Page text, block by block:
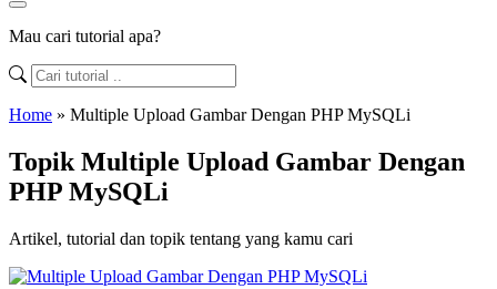
Mau cari tutorial apa?
Home » Multiple Upload Gambar Dengan PHP MySQLi
Topik Multiple Upload Gambar Dengan
PHP MySQLi
Artikel, tutorial dan topik tentang yang kamu cari